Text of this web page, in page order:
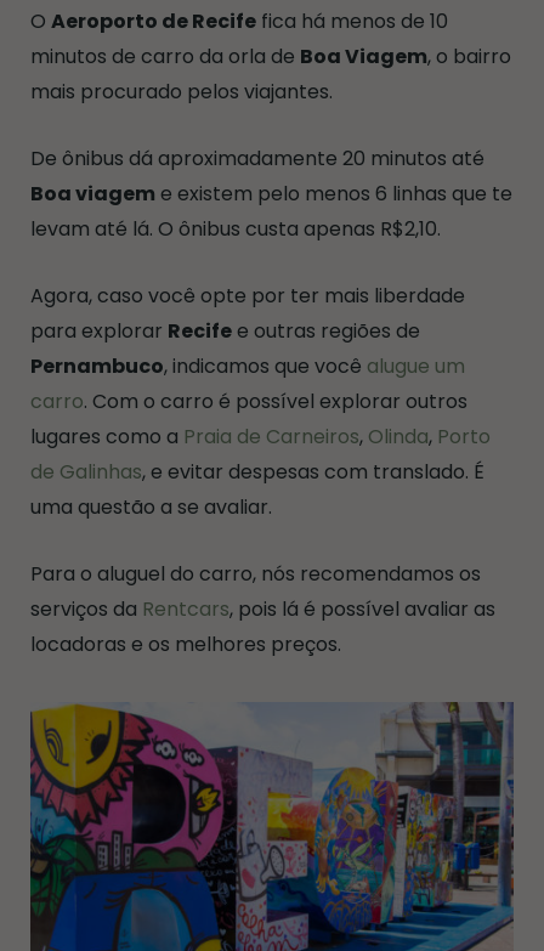
O Aeroporto de Recife fica há menos de 10
minutos de carro da orla de Boa Viagem, o bairro
mais procurado pelos viajantes.
De ônibus dá aproximadamente 20 minutos até
Boa viagem e existem pelo menos 6 linhas que te
levam até lá. O ônibus custa apenas R$2,10.
Agora, caso você opte por ter mais liberdade
para explorar Recifee outras regiões de
Pernambuco, indicamos que você alugue um
carro. Com o carro é possível explorar outros
lugares como a Praia de Carneiros, Olinda, Porto
de Galinhas, e evitar despesas com translado. É
uma questão a se avaliar.
Para o aluguel do carro, nós recomendamos os
serviços da Rentcars, pois lá é possível avaliar as
locadoras e os melhores preços.